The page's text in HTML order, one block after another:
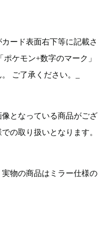
ード表面右下等に記載さ
ケモン+数字のマーク」
ご了承ください。_
となっている商品がござ
の取り扱いとなります。
物の商品はミラー仕様の